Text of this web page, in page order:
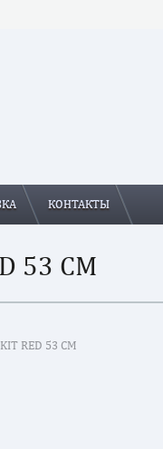
КОНТАКТЫ
53 СМ
RED 53 СМ